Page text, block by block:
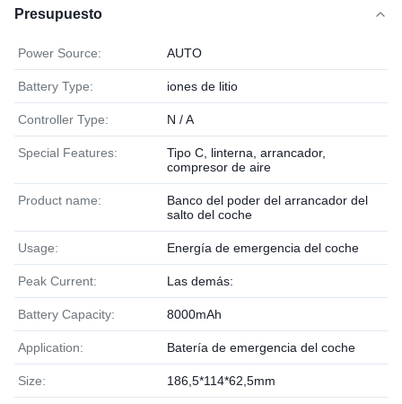
Presupuesto
Power Source: AUTO
Battery Type: iones de litio
Controller Type: N / A
Special Features:
Tipo C, linterna, arrancador,
compresor de aire
Product name:
Banco del poder del arrancador del
salto del coche
Usage: Energía de emergencia del coche
Peak Current: Las demás:
Battery Capacity: 8000mAh
Application: Batería de emergencia del coche
Size: 186,5*114*62,5mm